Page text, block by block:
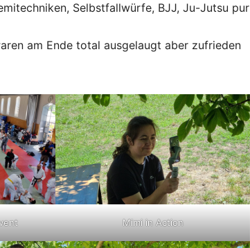
Selbstfallwürfe, BJJ, Ju-Jutsu pur
am Ende total ausgelaugt aber zufrieden
Mimi in Action